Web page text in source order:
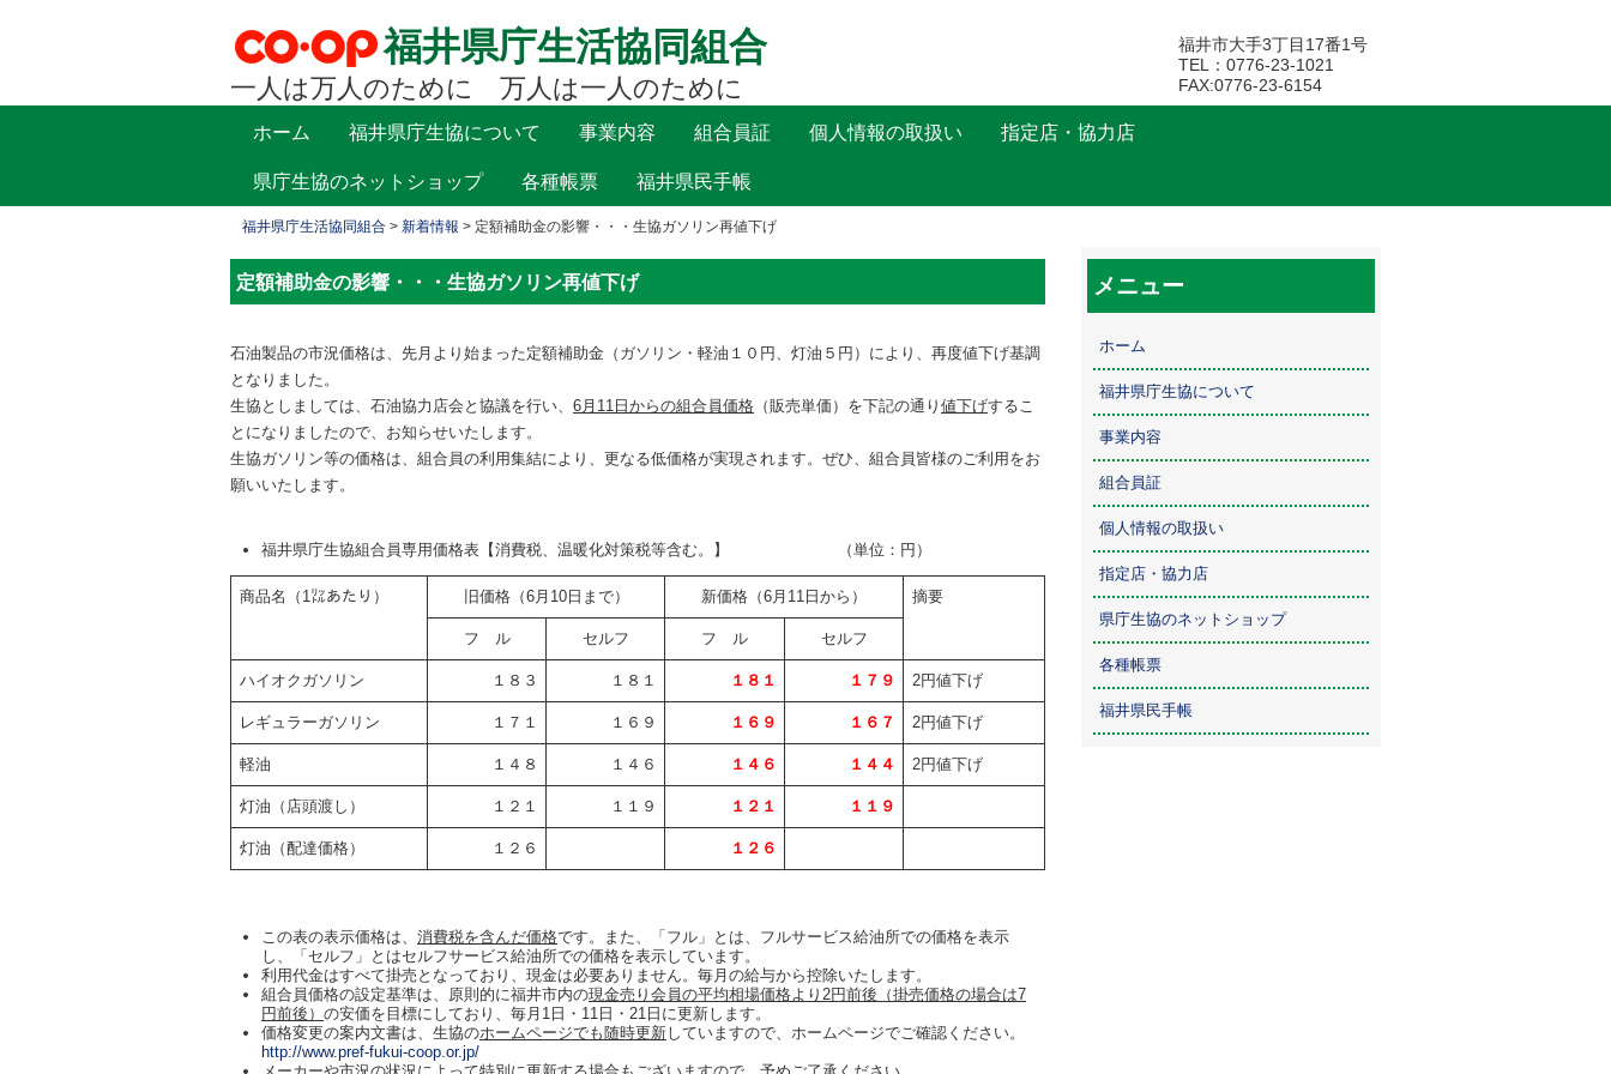
福井県庁生活協同組合
一人は万人のために 万人は一人のために
福井市大手3丁目17番1号
TEL：0776-23-1021
FAX:0776-23-6154
メインメニュー
コ
テ
ン
へ
移
ホーム 福井県庁生協について 事業内容 組合員証 個人情報の取扱い 指定店・協力店
県庁生協のネットショップ 各種帳票 福井県民手帳
福井県庁生活協同組合 > 新着情報 > 定額補助金の影響・・・生協ガソリン再値下げ
定額補助金の影響・・・生協ガソリン再値下げ
石油製品の市況価格は、先月より始まった定額補助金（ガソリン・軽油１０円、灯油５円）により、再度値下げ基調
となりました。
生協としましては、石油協力店会と協議を行い、 6月 11 日からの組合員価格 （販売単価）を下記の通り 値下げするこ
とになりましたので、お知らせいたします。
生協ガソリン等の価格は、組合員の利用集結により、更なる低価格が実現されます。ぜひ、組合員皆様のご利用をお
願いいたします。
福井県庁生協組合員専用価格表【消費税、温暖化対策税等含む。】 （単位：円）
商品名（1㍑あたり） 旧価格（6月10日まで） 新価格（6月11日から） 摘要
フ ル セルフ フ ル セルフ
ハイオクガソリン １８３ １８１ １８１ １７９ 2円値下げ
レギュラーガソリン １７１ １６９ １６９ １６７ 2円値下げ
軽油 １４８ １４６ １４６ １４４ 2円値下げ
灯油（店頭渡し） １２１ １１９ １２１ １１９
灯油（配達価格） １２６ １２６
この表の表示価格は、消費税を含んだ価格です。また、「フル」とは、フルサービス給油所での価格を表示
し、「セルフ」とはセルフサービス給油所での価格を表示しています。
利用代金はすべて掛売となっており、現金は必要ありません。毎月の給与から控除いたします。
組合員価格の設定基準は、原則的に福井市内の現金売り会員の平均相場価格より2円前後（掛売価格の場合は7
円前後）の安価を目標にしており、毎月1日・11日・21日に更新します。
価格変更の案内文書は、生協のホームページでも随時更新していますので、ホームページでご確認ください。
http://www.pref-fukui-coop.or.jp/
メニュー
ホーム
福井県庁生協について
事業内容
組合員証
個人情報の取扱い
指定店・協力店
県庁生協のネットショップ
各種帳票
福井県民手帳